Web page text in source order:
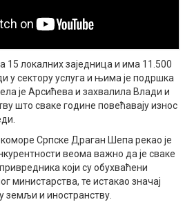
15 локалних заједница и има 11.500
у сектору услуга и њима је подршка
је Арсићева и захвалила Влади и
што сваке године повећавају износ
Српске Драган Шепа рекао је
веома важно да је сваке
који су обухваћени
министарства, те истакао значај
земљи и иностранству.